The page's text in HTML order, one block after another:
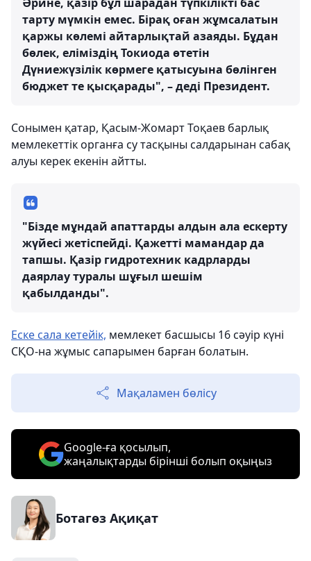
тарту мүмкін емес. Бірақ оған жұмсалатын
қаржы көлемі айтарлықтай азаяды. Бұдан
бөлек, еліміздің Токиода өтетін
Дүниежүзілік көрмеге қатысуына бөлінген
бюджет те қысқарады", – деді Президент.
Сонымен қатар, Қасым-Жомарт Тоқаев барлық
мемлекеттік органға су тасқыны салдарынан сабақ
алуы керек екенін айтты.
"Бізде мұндай апаттарды алдын ала ескерту
жүйесі жетіспейді. Қажетті мамандар да
тапшы. Қазір гидротехник кадрларды
даярлау туралы шұғыл шешім
қабылданды".
Еске сала кетейік, мемлекет басшысы 16 сәуір күні
СҚО-на жұмыс сапарымен барған болатын.
Мақаламен бөлісу
Google-ға қосылып,
жаңалықтарды бірінші болып оқыңыз
Ботагөз Ақиқат